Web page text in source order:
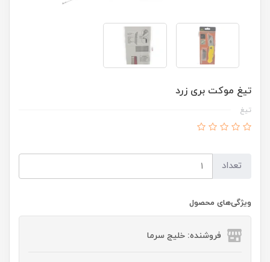
تیغ موکت بری زرد
تیغ
تعداد
ویژگی‌های محصول
فروشنده: خلیج سرما